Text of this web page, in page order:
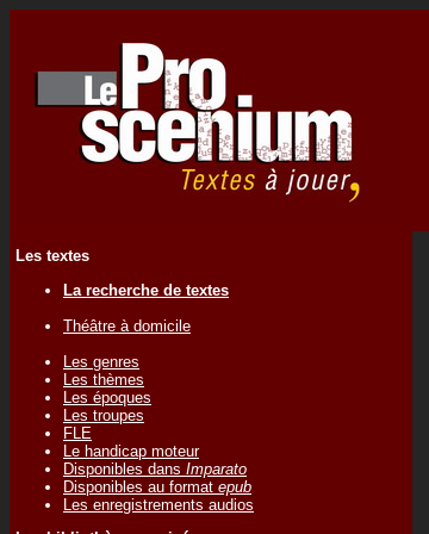
Les textes
La recherche de textes
Théâtre à domicile
Les genres
Les thèmes
Les époques
Les troupes
FLE
Le handicap moteur
Disponibles dans Imparato
Disponibles au format epub
Les enregistrements audios